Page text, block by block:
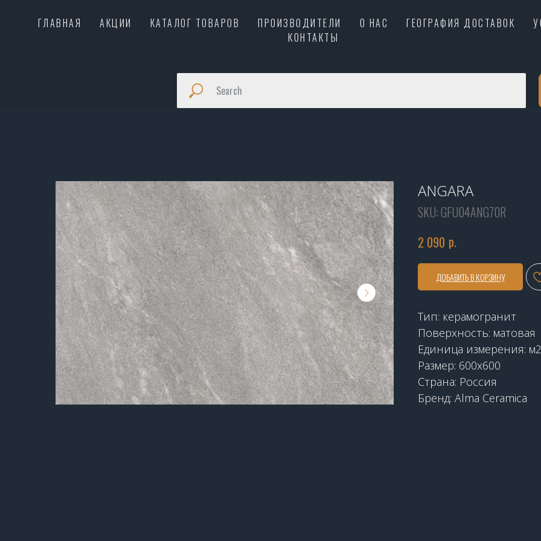
ГЛАВНАЯ АКЦИИ КАТАЛОГ ТОВАРОВ ПРОИЗВОДИТЕЛИ О НАС ГЕОГРАФИЯ ДОСТАВОК
КОНТАКТЫ
ANGARA
SKU:GFU04ANG70R
2 090 р.
ДОБАВИТЬ В КОРЗИНУ
Тип: керамогранит
Поверхность: матовая
Единица измерения: м2
Размер: 600x600
Страна: Россия
Бренд: Alma Ceramica